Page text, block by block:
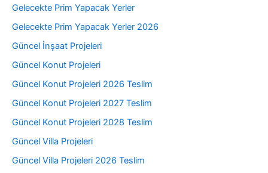
Gelecekte Prim Yapacak Yerler
Gelecekte Prim Yapacak Yerler 2026
Güncel İnşaat Projeleri
Güncel Konut Projeleri
Güncel Konut Projeleri 2026 Teslim
Güncel Konut Projeleri 2027 Teslim
Güncel Konut Projeleri 2028 Teslim
Güncel Villa Projeleri
Güncel Villa Projeleri 2026 Teslim